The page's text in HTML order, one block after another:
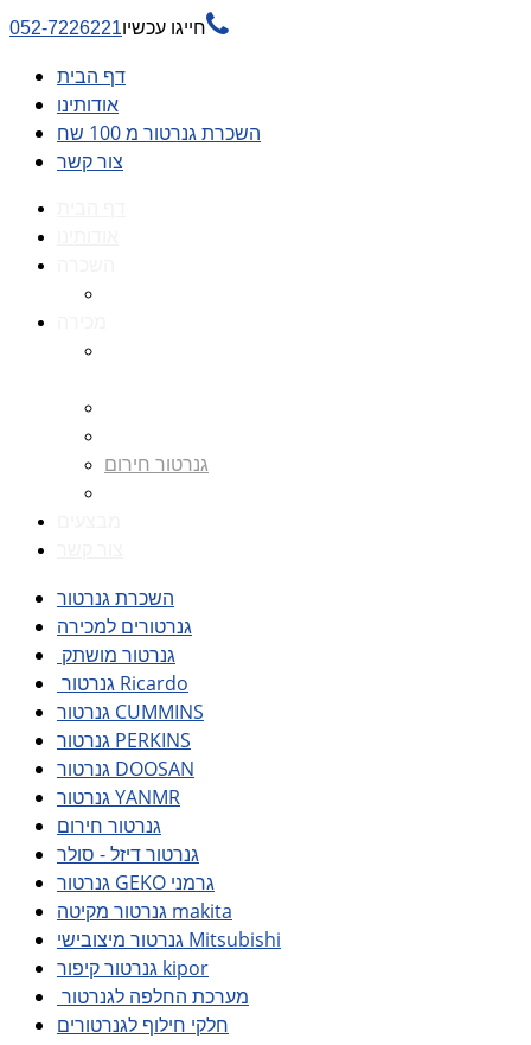
חייגו עכשיו052-7226221 
דף הבית
אודותינו
השכרת גנרטור מ 100 שח
צור קשר
גנרטור חירום
השכרת גנרטור
גנרטורים למכירה
גנרטור מושתק
גנרטור Ricardo
גנרטור CUMMINS
גנרטור PERKINS
גנרטור DOOSAN
גנרטור YANMR
גנרטור חירום
גנרטור דיזל - סולר
גנרטור GEKO גרמני
גנרטור מקיטה makita
גנרטור מיצובישי Mitsubishi
גנרטור קיפור kipor
מערכת החלפה לגנרטור
חלקי חילוף לגנרטורים